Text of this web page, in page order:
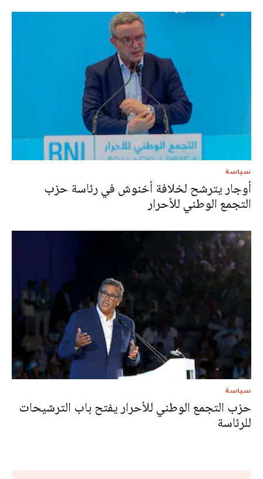
سياسة
أوجار يترشح لخلافة أخنوش في رئاسة حزب
التجمع الوطني للأحرار
سياسة
حزب التجمع الوطني للأحرار يفتح باب الترشيحات
للرئاسة